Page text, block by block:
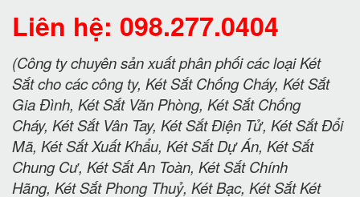
Liên hệ: 098.277.0404
(Công ty chuyên sản xuất phân phối các loại Két
Sắt cho các công ty, Két Sắt Chống Cháy, Két Sắt
Gia Đình, Két Sắt Văn Phòng, Két Sắt Chống
Cháy, Két Sắt Vân Tay, Két Sắt Điện Tử, Két Sắt Đổi
Mã, Két Sắt Xuất Khẩu, Két Sắt Dự Án, Két Sắt
Chung Cư, Két Sắt An Toàn, Két Sắt Chính
Hãng, Két Sắt Phong Thuỷ, Két Bạc, Két Sắt Két